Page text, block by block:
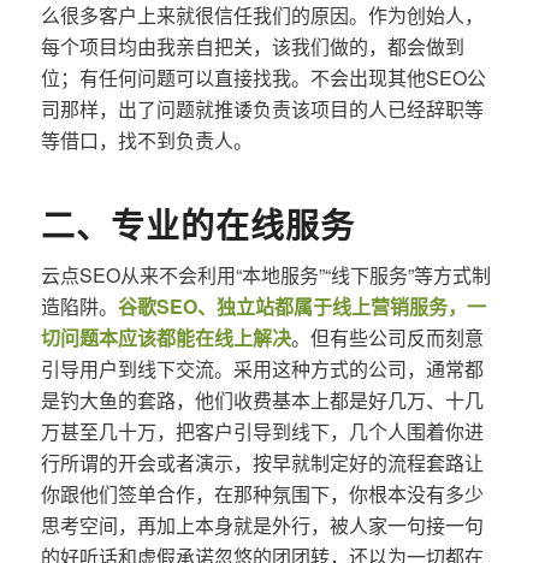
么很多客户上来就很信任我们的原因。作为创始人，
每个项目均由我亲自把关，该我们做的，都会做到
位；有任何问题可以直接找我。不会出现其他SEO公
司那样，出了问题就推诿负责该项目的人已经辞职等
等借口，找不到负责人。
二、专业的在线服务
云点SEO从来不会利用“本地服务”“线下服务”等方式制
造陷阱。 谷歌SEO、独立站都属于线上营销服务，一
切问题本应该都能在线上解决。但有些公司反而刻意
引导用户到线下交流。采用这种方式的公司，通常都
是钓大鱼的套路，他们收费基本上都是好几万、十几
万甚至几十万，把客户引导到线下，几个人围着你进
行所谓的开会或者演示，按早就制定好的流程套路让
你跟他们签单合作，在那种氛围下，你根本没有多少
思考空间，再加上本身就是外行，被人家一句接一句
的好听话和虚假承诺忽悠的团团转，还以为一切都在